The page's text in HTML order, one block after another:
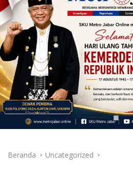
Beranda Uncategorized